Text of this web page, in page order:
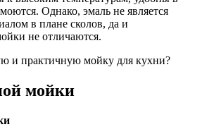
Однако, эмаль не является
в плане сколов, да и
не отличаются.
мойки